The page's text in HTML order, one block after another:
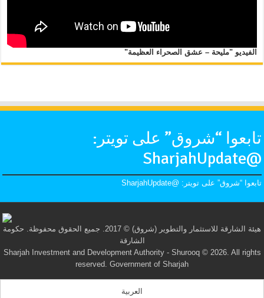
الفيديو "مليحة – عشق الصحراء العظيمة"
تابعوا “شروق” على تويتر:
@SharjahUpdate
تابعوا “شروق” على تويتر: @SharjahUpdate
هيئة الشارقة للاستثمار والتطوير (شروق) © 2017. جميع الحقوق محفوظة. حكومة
الشارقة
Sharjah Investment and Development Authority - Shurooq © 2026. All rights
reserved. Government of Sharjah
العربية